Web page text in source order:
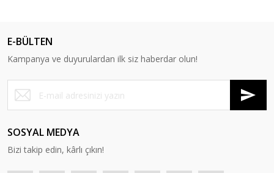
E-BÜLTEN
Kampanya ve duyurulardan ilk siz haberdar olun!
SOSYAL MEDYA
Bizi takip edin, kârlı çıkın!